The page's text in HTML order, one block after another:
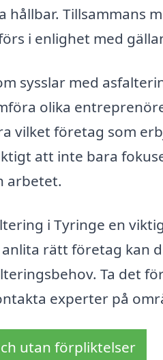
hållbar. Tillsammans
i enlighet med
sysslar med
olika
vilket företag som
att inte bara
arbetet.
i Tyringe en
rätt företag kan
Ta det
experter på
utan förpliktelser